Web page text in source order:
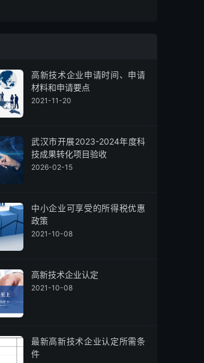
高新技术企业申请时间、申请
材料和申请要点
2021-11-20
武汉市开展2023-2024年度科
技成果转化项目验收
2026-02-15
中小企业可享受的所得税优惠
政策
2021-10-08
高新技术企业认定
2021-10-08
最新高新技术企业认定所需条
件